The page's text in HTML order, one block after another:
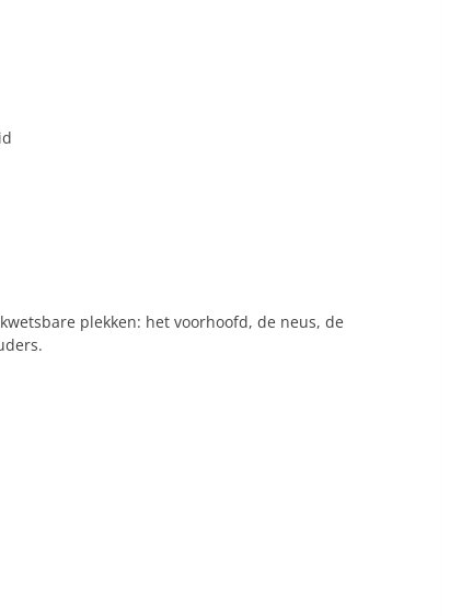
plekken: het voorhoofd, de neus, de